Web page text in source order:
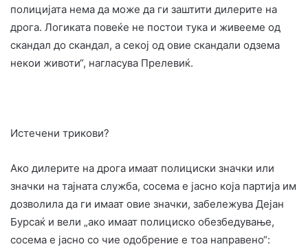
полицијата нема да може да ги заштити дилерите на
дрога. Логиката повеќе не постои тука и живееме од
скандал до скандал, а секој од овие скандали одзема
некои животи“, нагласува Прелевиќ.
Истечени трикови?
Ако дилерите на дрога имаат полициски значки или
значки на тајната служба, сосема е јасно која партија им
дозволила да ги имаат овие значки, забележува Дејан
Бурсаќ и вели „ако имаат полициско обезбедување,
сосема е јасно со чие одобрение е тоа направено“: